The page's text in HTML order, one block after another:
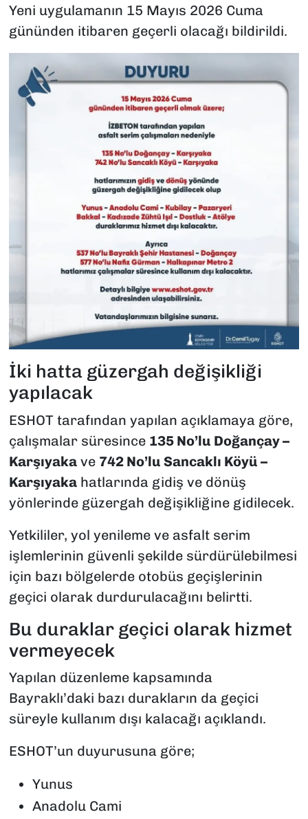
Yeni uygulamanın 15 Mayıs 2026 Cuma
gününden itibaren geçerli olacağı bildirildi.
İki hatta güzergah değişikliği
yapılacak
ESHOT tarafından yapılan açıklamaya göre,
çalışmalar süresince 135 No’lu Doğançay –
Karşıyakave 742 No’lu Sancaklı Köyü –
Karşıyakahatlarında gidiş ve dönüş
yönlerinde güzergah değişikliğine gidilecek.
Yetkililer, yol yenileme ve asfalt serim
işlemlerinin güvenli şekilde sürdürülebilmesi
için bazı bölgelerde otobüs geçişlerinin
geçici olarak durdurulacağını belirtti.
Bu duraklar geçici olarak hizmet
vermeyecek
Yapılan düzenleme kapsamında
Bayraklı’daki bazı durakların da geçici
süreyle kullanım dışı kalacağı açıklandı.
ESHOT’un duyurusuna göre;
Yunus
Anadolu Cami